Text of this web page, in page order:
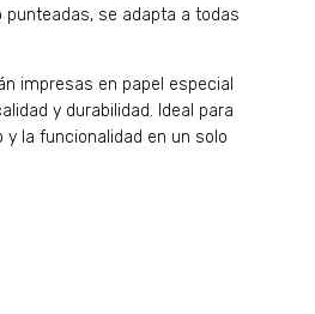
punteadas, se adapta a todas
impresas en papel especial
y durabilidad. Ideal para
y la funcionalidad en un solo